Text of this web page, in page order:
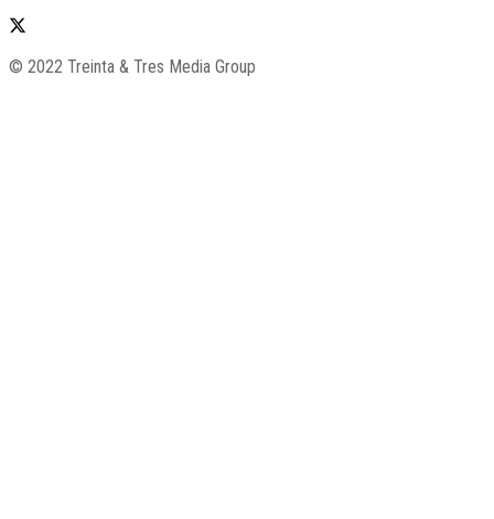
© 2022 Treinta & Tres Media Group